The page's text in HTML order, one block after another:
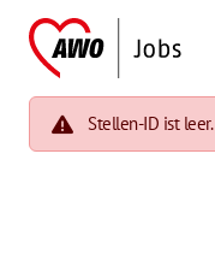
Stellen-ID ist leer.